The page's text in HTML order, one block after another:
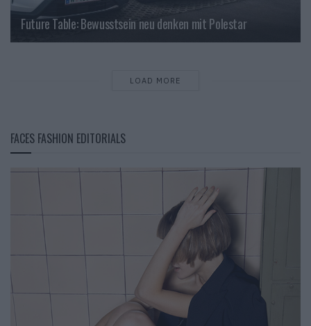
Future Table: Bewusstsein neu denken mit Polestar
LOAD MORE
FACES FASHION EDITORIALS